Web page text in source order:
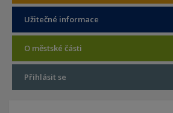
Užitečné informace
O městské části
Přihlásit se